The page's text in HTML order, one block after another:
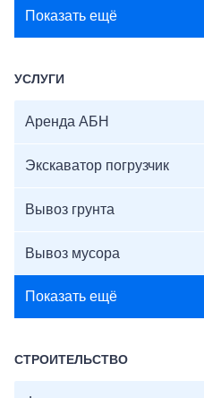
Показать ещё
УСЛУГИ
Аренда АБН
Экскаватор погрузчик
Вывоз грунта
Вывоз мусора
Показать ещё
СТРОИТЕЛЬСТВО